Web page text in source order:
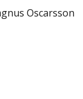
Oscarsson